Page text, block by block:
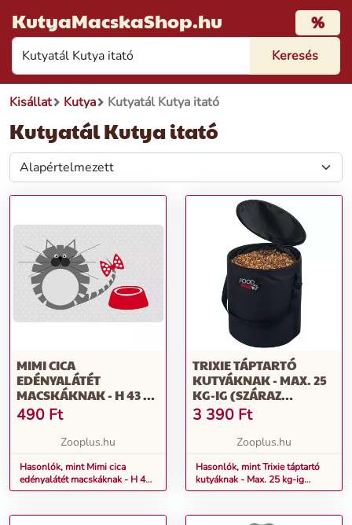
KutyaMacskaShop.hu %
Kisállat Kutya Kutyatál Kutya itató
Kutyatál Kutya itató
MIMI CICA
EDÉNYALÁTÉT
MACSKÁKNAK - H 43 X
SZ 28,5 CM
490 Ft
Zooplus.hu
Hasonlók, mint Mimi cica
edényalátét macskáknak - H 43
x Sz 28,5 cm
TRIXIE TÁPTARTÓ
KUTYÁKNAK - MAX. 25
KG-IG (SZÁRAZ
ELEDELNEK)
3 390 Ft
Zooplus.hu
Hasonlók, mint Trixie táptartó
kutyáknak - Max. 25 kg-ig
(száraz eledelnek)